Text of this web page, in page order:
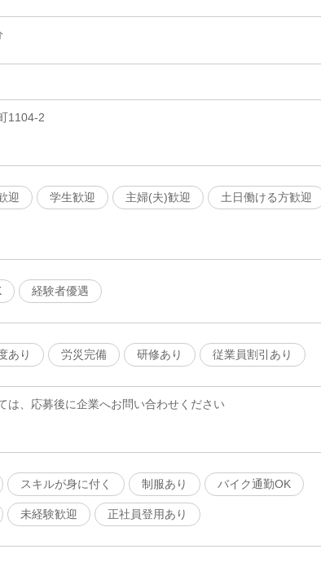
1104-2
迎 学生歓迎 主婦(夫)歓迎 土日働ける方歓迎
経験者優遇
あり 労災完備 研修あり 従業員割引あり
は、応募後に企業へお問い合わせください
スキルが身に付く 制服あり バイク通勤OK
未経験歓迎 正社員登用あり